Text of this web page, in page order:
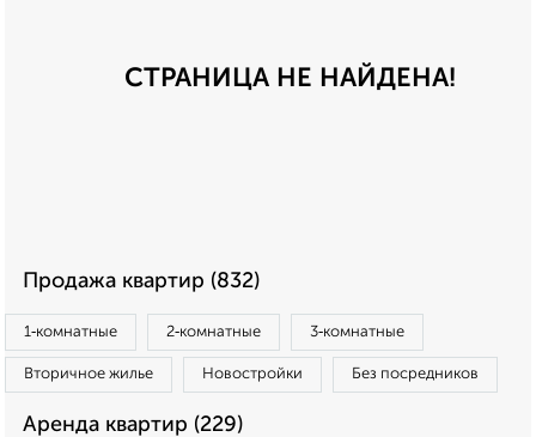
СТРАНИЦА НЕ НАЙДЕНА!
Продажа квартир (832)
1‑комнатные 2‑комнатные 3‑комнатные
Вторичное жилье Новостройки Без посредников
Аренда квартир (229)